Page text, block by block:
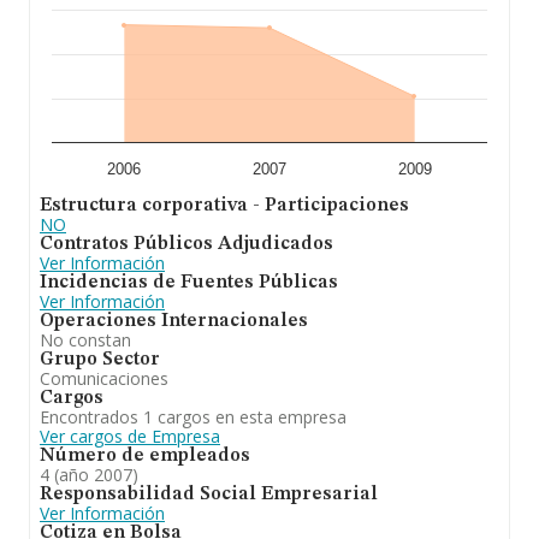
2006 2007 2009
Estructura corporativa - Participaciones
NO
Contratos Públicos Adjudicados
Ver Información
Incidencias de Fuentes Públicas
Ver Información
Operaciones Internacionales
No constan
Grupo Sector
Comunicaciones
Cargos
Encontrados 1 cargos en esta empresa
Ver cargos de Empresa
Número de empleados
4 (año 2007)
Responsabilidad Social Empresarial
Ver Información
Cotiza en Bolsa